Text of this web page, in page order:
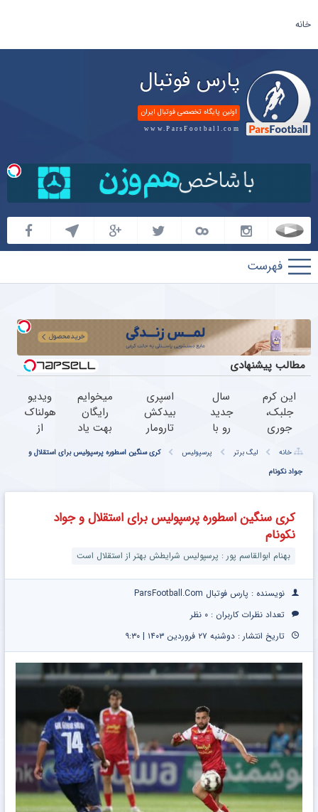
خانه
پارس فوتبال
اولین پایگاه تخصصی فوتبال ایران
www.ParsFootball.com
پارس
فوتبال
مطالب پیشنهادی
این کرم
جلبک،
جوری
صاف
میکنه
که انگار
کردی!
(تخفیف
ویژه)
سال
جدید
رو با
سرحال
کن!55%
تا
اسپری
بیدکش
تارومار
اثرفوری
محافظ
در
بید
میخوایم
رایگان
بهت یاد
چجوری
باور
امتحانش
ویدیو
هولناک
از
کارتن
که
خانه لیگ برتر پرسپولیس
کری سنگین اسطوره پرسپولیس برای استقلال و
جواد نکونام
کری سنگین اسطوره پرسپولیس برای استقلال و جواد
نکونام
بهنام ابوالقاسم پور : پرسپولیس شرایطش بهتر از استقلال است
نویسنده : پارس فوتبال ParsFootball.Com
تعداد نظرات کاربران : ۰ نظر
تاریخ انتشار : دوشنبه ۲۷ فروردین ۱۴۰۳ | ۹:۳۰